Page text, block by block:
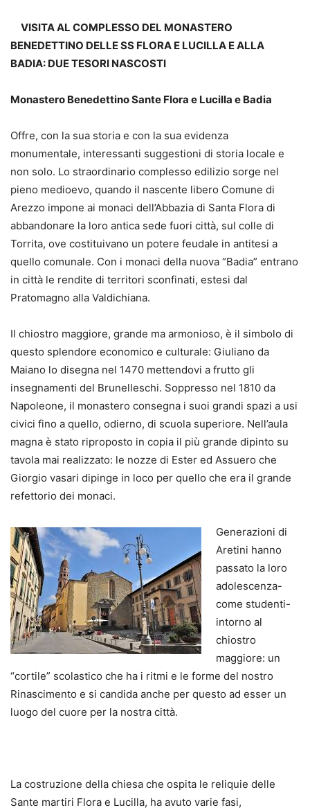
VISITA AL COMPLESSO DEL MONASTERO
BENEDETTINO DELLE SS FLORA E LUCILLA E ALLA
BADIA: DUE TESORI NASCOSTI
Monastero BenedettinoSante Flora e Lucilla e Badia
Offre, con la sua storia e con la sua evidenza
monumentale, interessanti suggestioni di storia locale e
non solo. Lo straordinario complesso edilizio sorge nel
pieno medioevo, quando il nascente libero Comune di
Arezzo impone ai monaci dell’Abbazia di Santa Flora di
abbandonare la loro antica sede fuori città, sul colle di
Torrita, ove costituivano un potere feudale in antitesi a
quello comunale. Con i monaci della nuova “Badia” entrano
in città le rendite di territori sconfinati, estesi dal
Pratomagno alla Valdichiana.
Il chiostro maggiore, grande ma armonioso, è il simbolo di
questo splendore economico e culturale: Giuliano da
Maiano lo disegna nel 1470 mettendovi a frutto gli
insegnamenti del Brunelleschi. Soppresso nel 1810 da
Napoleone, il monastero consegna i suoi grandi spazi a usi
civici fino a quello, odierno, di scuola superiore. Nell’aula
magna è stato riproposto in copia il più grande dipinto su
tavola mai realizzato: le nozze di Ester ed Assuero che
Giorgio vasari dipinge in loco per quello che era il grande
refettorio dei monaci.
Generazioni di
Aretini hanno
passato la loro
adolescenza-
come studenti-
intorno al
chiostro
maggiore: un
“cortile” scolastico che ha i ritmi e le forme del nostro
Rinascimento e si candida anche per questo ad esser un
luogo del cuore per la nostra città.
La costruzione della chiesa che ospita le reliquie delle
Sante martiri Flora e Lucilla, ha avuto varie fasi,